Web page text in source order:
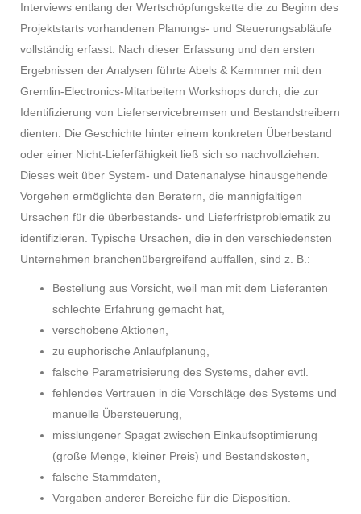
Interviews entlang der Wertschöpfungskette die zu Beginn des
Projektstarts vorhandenen Planungs- und Steuerungsabläufe
vollständig erfasst. Nach dieser Erfassung und den ersten
Ergebnissen der Analysen führte Abels & Kemmner mit den
Gremlin-Electronics-Mitarbeitern Workshops durch, die zur
Identifizierung von Lieferservicebremsen und Bestandstreibern
dienten. Die Geschichte hinter einem konkreten Überbestand
oder einer Nicht-Lieferfähigkeit ließ sich so nachvollziehen.
Dieses weit über System- und Datenanalyse hinausgehende
Vorgehen ermöglichte den Beratern, die mannigfaltigen
Ursachen für die überbestands- und Lieferfristproblematik zu
identifizieren. Typische Ursachen, die in den verschiedensten
Unternehmen branchenübergreifend auffallen, sind z. B.:
Bestellung aus Vorsicht, weil man mit dem Lieferanten
schlechte Erfahrung gemacht hat,
verschobene Aktionen,
zu euphorische Anlaufplanung,
falsche Parametrisierung des Systems, daher evtl.
fehlendes Vertrauen in die Vorschläge des Systems und
manuelle Übersteuerung,
misslungener Spagat zwischen Einkaufsoptimierung
(große Menge, kleiner Preis) und Bestandskosten,
falsche Stammdaten,
Vorgaben anderer Bereiche für die Disposition.